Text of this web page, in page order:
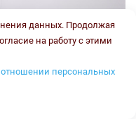
данных. Продолжая
на работу с этими
отношении персональных